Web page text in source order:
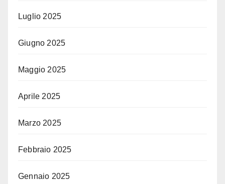
Luglio 2025
Giugno 2025
Maggio 2025
Aprile 2025
Marzo 2025
Febbraio 2025
Gennaio 2025